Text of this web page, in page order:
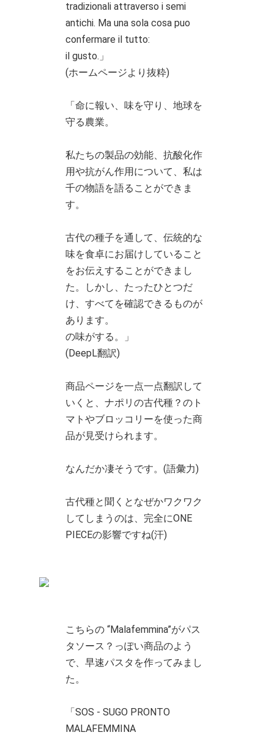
tradizionali attraverso i semi
antichi. Ma una sola cosa puo
confermare il tutto:
il gusto.」
(ホームページより抜粋)
「命に報い、味を守り、地球を
守る農業。
私たちの製品の効能、抗酸化作
用や抗がん作用について、私は
千の物語を語ることができま
す。
古代の種子を通して、伝統的な
味を食卓にお届けしていること
をお伝えすることができまし
た。しかし、たったひとつだ
け、すべてを確認できるものが
あります。
の味がする。」
(DeepL翻訳)
商品ページを一点一点翻訳して
いくと、ナポリの古代種？のト
マトやブロッコリーを使った商
品が見受けられます。
なんだか凄そうです。(語彙力)
古代種と聞くとなぜかワクワク
してしまうのは、完全にONE
PIECEの影響ですね(汗)
こちらの “Malafemmina”がパス
タソース？っぽい商品のよう
で、早速パスタを作ってみまし
た。
「SOS - SUGO PRONTO
MALAFEMMINA